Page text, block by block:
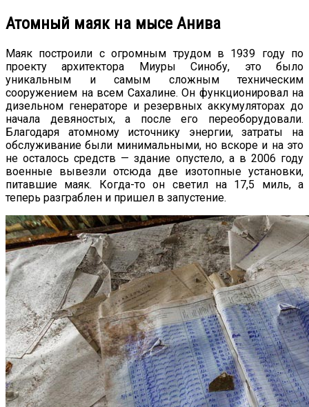
Атомный маяк на мысе Анива
Маяк построили с огромным трудом в 1939 году по
проекту архитектора Миуры Синобу, это было
уникальным и самым сложным техническим
сооружением на всем Сахалине. Он функционировал на
дизельном генераторе и резервных аккумуляторах до
начала девяностых, а после его переоборудовали.
Благодаря атомному источнику энергии, затраты на
обслуживание были минимальными, но вскоре и на это
не осталось средств — здание опустело, а в 2006 году
военные вывезли отсюда две изотопные установки,
питавшие маяк. Когда-то он светил на 17,5 миль, а
теперь разграблен и пришел в запустение.